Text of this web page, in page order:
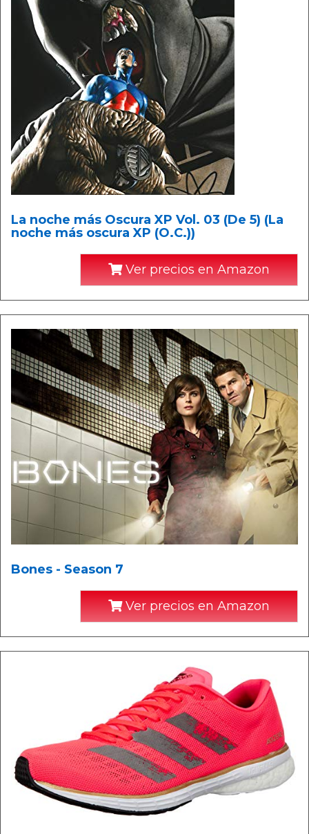
La noche más Oscura XP Vol. 03 (De 5) (La
noche más oscura XP (O.C.))
Ver precios en Amazon
Bones - Season 7
Ver precios en Amazon